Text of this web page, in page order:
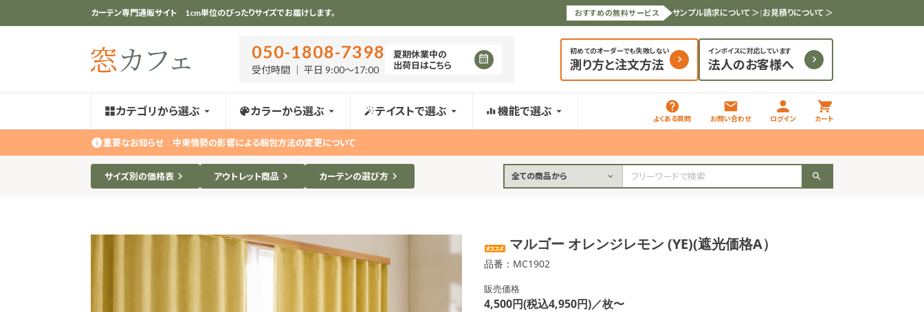
カーテン専門通販サイト 1cm単位のぴったりサイズでお届けします。 おすすめの無料サービス サンプル請求について ＞|お見積りについて ＞
050-1808-7398
受付時間 ｜ 平日 9:00〜17:00
夏期休業中の
出荷日はこちら
初めてのオーダーでも失敗しない
測り方と注文方法
インボイスに対応しています
法人のお客様へ
カテゴリから選ぶ カラーから選ぶ テイストで選ぶ 機能で選ぶ
よくある質問 お問い合わせ ログイン カート
重要なお知らせ 中東情勢の影響による梱包方法の変更について
サイズ別の価格表 アウトレット商品 カーテンの選び方 全ての商品から
マルゴー オレンジレモン (YE)(遮光価格A）
品番：MC1902
販売価格
4,500円(税込4,950円)／枚〜